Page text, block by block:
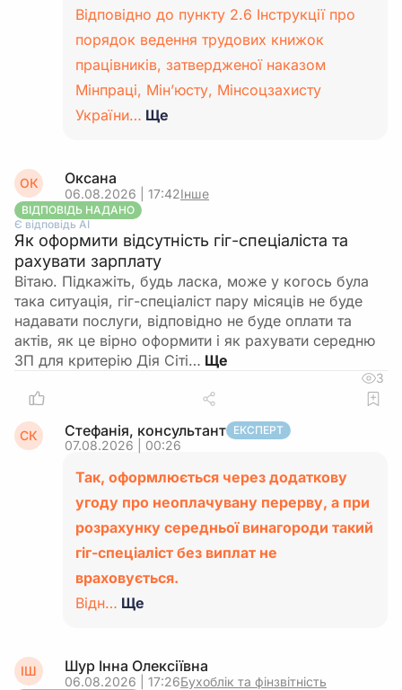
Відповідно до пункту 2.6 Інструкції про
порядок ведення трудових книжок
працівників, затвердженої наказом
Мінпраці, Мін’юсту, Мінсоцзахисту
України… Ще
ОК Оксана
06.08.2026 | 17:42Інше
ВІДПОВІДЬ НАДАНО
Є відповідь АІ
Як оформити відсутність гіг-спеціаліста та
рахувати зарплату
Вітаю. Підкажіть, будь ласка, може у когось була
така ситуація, гіг-спеціаліст пару місяців не буде
надавати послуги, відповідно не буде оплати та
актів, як це вірно оформити і як рахувати середню
ЗП для критерію Дія Сіті…
3
СК Стефанія, консультант ЕКСПЕРТ
07.08.2026 | 00:26
Так, оформлюється через додаткову
угоду про неоплачувану перерву, а при
розрахунку середньої винагороди такий
гіг-спеціаліст без виплат не
враховується.
Відн… Ще
ІШ Шур Інна Олексіївна
06.08.2026 | 17:26Бухоблік та фінзвітність